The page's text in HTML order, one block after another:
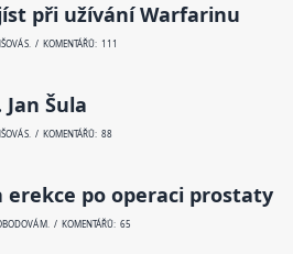
při užívání Warfarinu
S. / KOMENTÁŘŮ: 111
Jan Šula
S. / KOMENTÁŘŮ: 88
erekce po operaci prostaty
M. / KOMENTÁŘŮ: 65